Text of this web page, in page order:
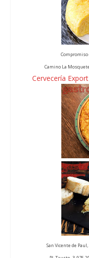
Compromiso
Camino La
Cervecería Export
San Vicente de